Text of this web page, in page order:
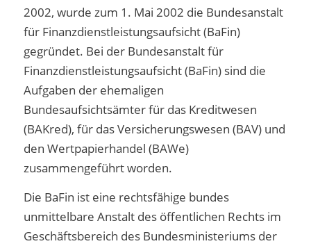
2002, wurde zum 1. Mai 2002 die Bundesanstalt
für Finanzdienstleistungsaufsicht (BaFin)
gegründet. Bei der Bundesanstalt für
Finanzdienstleistungsaufsicht (BaFin) sind die
Aufgaben der ehemaligen
Bundesaufsichtsämter für das Kreditwesen
(BAKred), für das Versicherungswesen (BAV) und
den Wertpapierhandel (BAWe)
zusammengeführt worden.
Die BaFin ist eine rechtsfähige bundes
unmittelbare Anstalt des öffentlichen Rechts im
Geschäftsbereich des Bundesministeriums der